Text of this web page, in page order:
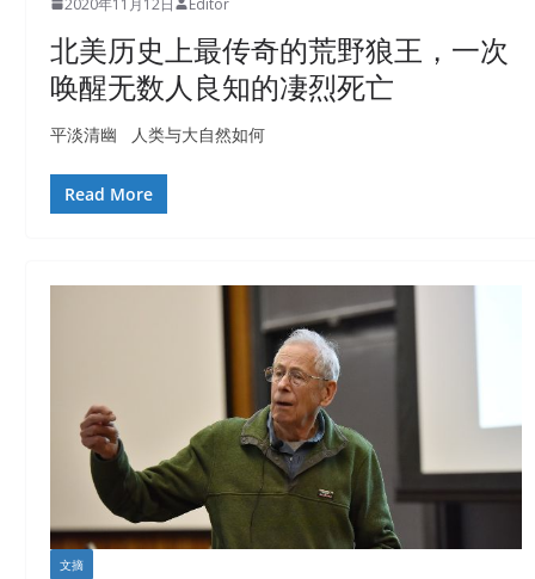
北美历史上最传奇的荒野狼王，一次
唤醒无数人良知的凄烈死亡
平淡清幽 人类与大自然如何
Read More
文摘